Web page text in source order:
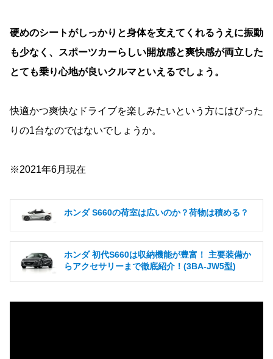
硬めのシートがしっかりと身体を支えてくれるうえに振動
も少なく、スポーツカーらしい開放感と爽快感が両立した
とても乗り心地が良いクルマといえるでしょう。
快適かつ爽快なドライブを楽しみたいという方にはぴった
りの1台なのではないでしょうか。
※2021年6月現在
ホンダ S660の荷室は広いのか？荷物は積める？
ホンダ 初代S660は収納機能が豊富！ 主要装備か
らアクセサリーまで徹底紹介！(3BA-JW5型)